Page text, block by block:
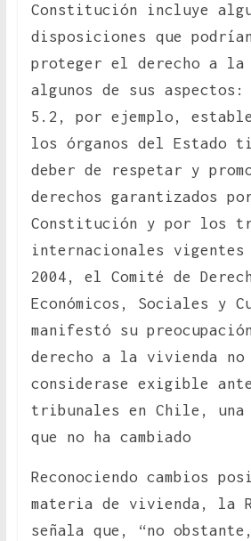
Constitución incluye
disposiciones que
proteger el derecho a la
algunos de sus
5.2, por ejemplo,
los órganos del Estado
deber de respetar y
derechos garantizados
Constitución y por los
internacionales
2004, el Comité de
Económicos, Sociales y
manifestó su
derecho a la vivienda no
considerase exigible
tribunales en Chile,
que no ha cambiado
Reconociendo cambios
materia de vivienda, la
señala que, “no